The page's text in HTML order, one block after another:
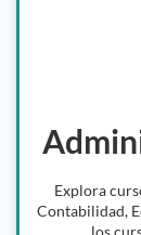
Explora
Contabilidad,
los